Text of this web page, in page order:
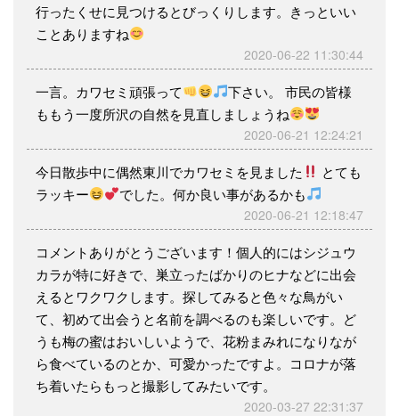
行ったくせに見つけるとびっくりします。きっといい
ことありますね
2020-06-22 11:30:44
一言。カワセミ頑張って
下さい。 市民の皆様
ももう一度所沢の自然を見直しましょうね
2020-06-21 12:24:21
今日散歩中に偶然東川でカワセミを見ました
とても
ラッキー
でした。何か良い事があるかも
2020-06-21 12:18:47
コメントありがとうございます！個人的にはシジュウ
カラが特に好きで、巣立ったばかりのヒナなどに出会
えるとワクワクします。探してみると色々な鳥がい
て、初めて出会うと名前を調べるのも楽しいです。ど
うも梅の蜜はおいしいようで、花粉まみれになりなが
ら食べているのとか、可愛かったですよ。コロナが落
ち着いたらもっと撮影してみたいです。
2020-03-27 22:31:37